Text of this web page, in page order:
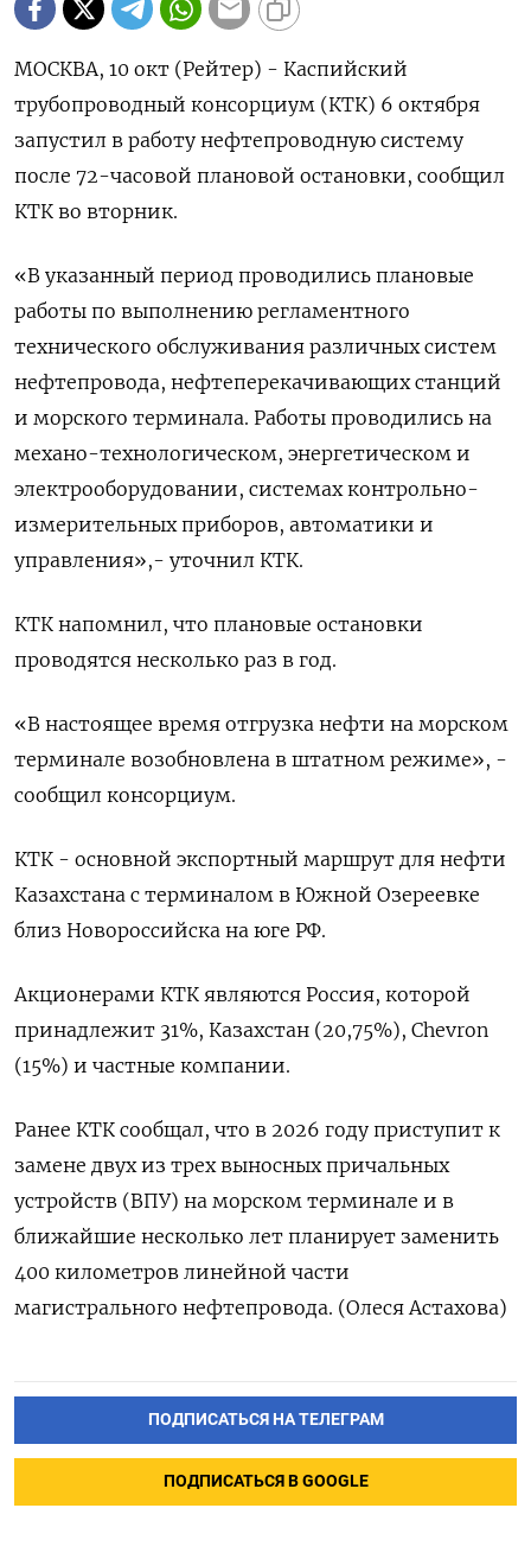
МОСКВА, 10 окт (Рейтер) - Каспийский
трубопроводный консорциум (КТК) 6 октября
запустил в работу нефтепроводную систему
после 72-часовой плановой остановки, сообщил
КТК во вторник.
«В указанный период проводились плановые
работы по выполнению регламентного
технического обслуживания различных систем
нефтепровода, нефтеперекачивающих станций
и морского терминала. Работы проводились на
механо-технологическом, энергетическом и
электрооборудовании, системах контрольно-
измерительных приборов, автоматики и
управления»,- уточнил КТК.
КТК напомнил, что плановые остановки
проводятся несколько раз в год.
«В настоящее время отгрузка нефти на морском
терминале возобновлена в штатном режиме», -
сообщил консорциум.
КТК - основной экспортный маршрут для нефти
Казахстана с терминалом в Южной Озереевке
близ Новороссийска на юге РФ.
Акционерами КТК являются Россия, которой
принадлежит 31%, Казахстан (20,75%), Chevron
(15%) и частные компании.
Ранее КТК сообщал, что в 2026 году приступит к
замене двух из трех выносных причальных
устройств (ВПУ) на морском терминале и в
ближайшие несколько лет планирует заменить
400 километров линейной части
магистрального нефтепровода. (Олеся Астахова)
ПОДПИСАТЬСЯ НА ТЕЛЕГРАМ
ПОДПИСАТЬСЯ В GOOGLE